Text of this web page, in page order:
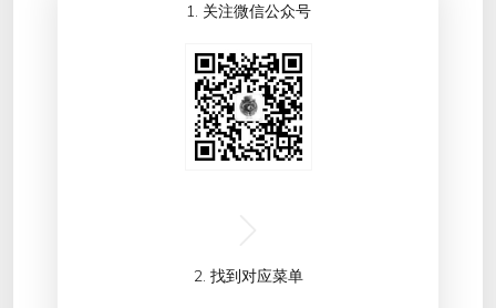
1. 关注微信公众号
2. 找到对应菜单